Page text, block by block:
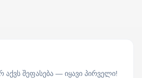
აქვს შეფასება — იყავი პირველი!